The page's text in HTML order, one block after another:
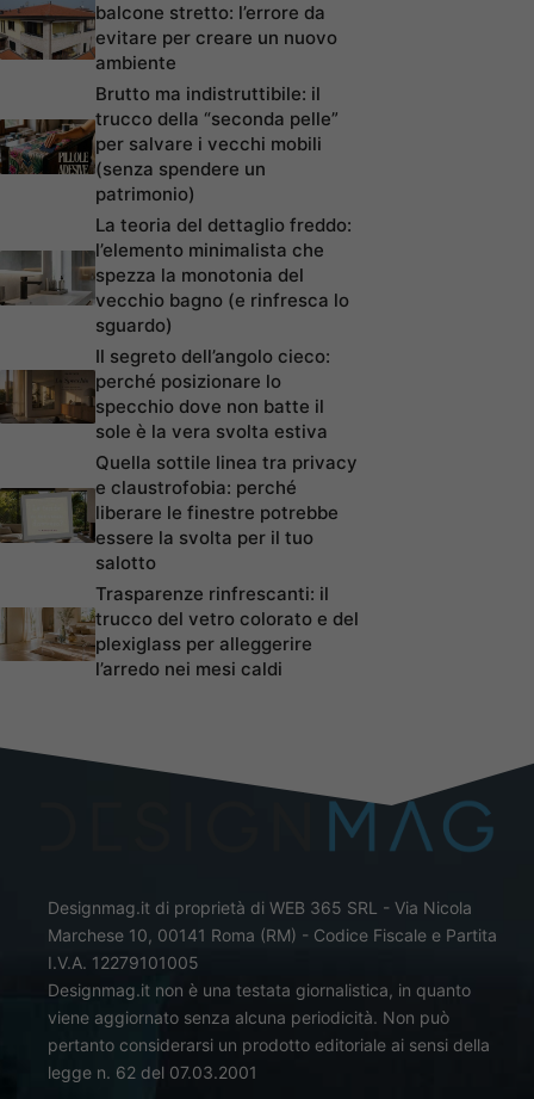
balcone stretto: l’errore da
evitare per creare un nuovo
ambiente
Brutto ma indistruttibile: il
trucco della “seconda pelle”
per salvare i vecchi mobili
(senza spendere un
patrimonio)
La teoria del dettaglio freddo:
l’elemento minimalista che
spezza la monotonia del
vecchio bagno (e rinfresca lo
sguardo)
Il segreto dell’angolo cieco:
perché posizionare lo
specchio dove non batte il
sole è la vera svolta estiva
Quella sottile linea tra privacy
e claustrofobia: perché
liberare le finestre potrebbe
essere la svolta per il tuo
salotto
Trasparenze rinfrescanti: il
trucco del vetro colorato e del
plexiglass per alleggerire
l’arredo nei mesi caldi
Designmag.it di proprietà di WEB 365 SRL - Via Nicola
Marchese 10, 00141 Roma (RM) - Codice Fiscale e Partita
I.V.A. 12279101005
Designmag.it non è una testata giornalistica, in quanto
viene aggiornato senza alcuna periodicità. Non può
pertanto considerarsi un prodotto editoriale ai sensi della
legge n. 62 del 07.03.2001